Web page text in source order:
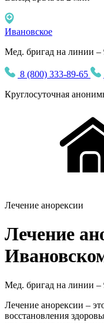
Ивановское
Мед. бригад на линии –
8 (800) 333-89-65
Круглосуточная
Лечение анорексии
Лечение
Мед. бригад на линии –
Лечение анорексии –
восстановления